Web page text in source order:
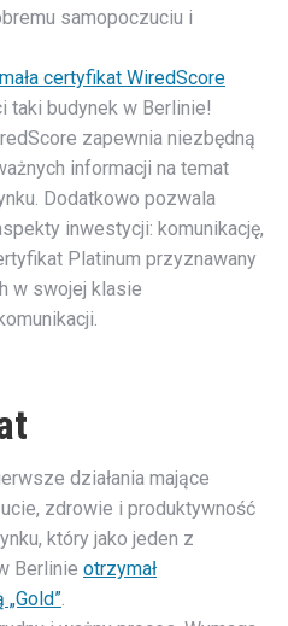
samopoczuciu i
certyfikat WiredScore
taki budynek w Berlinie!
zapewnia niezbędną
informacji na temat
Dodatkowo pozwala
inwestycji: komunikację,
Platinum przyznawany
w swojej klasie
działania mające
zdrowie i produktywność
który jako jeden z
Berlinie otrzymał
.